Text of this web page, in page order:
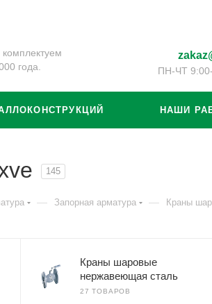
года.
ПН-ЧТ
НАШИ
145
— Запорная арматура — Краны
Краны шаровые
нержавеющая сталь
27 ТОВАРОВ